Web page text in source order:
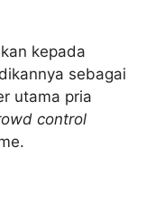
kepada
sebagai
utama pria
control